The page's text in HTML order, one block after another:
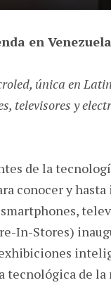
en Venezuela
única en
televisores y
de la
conocer y
In-Stores)
tecnológica de la